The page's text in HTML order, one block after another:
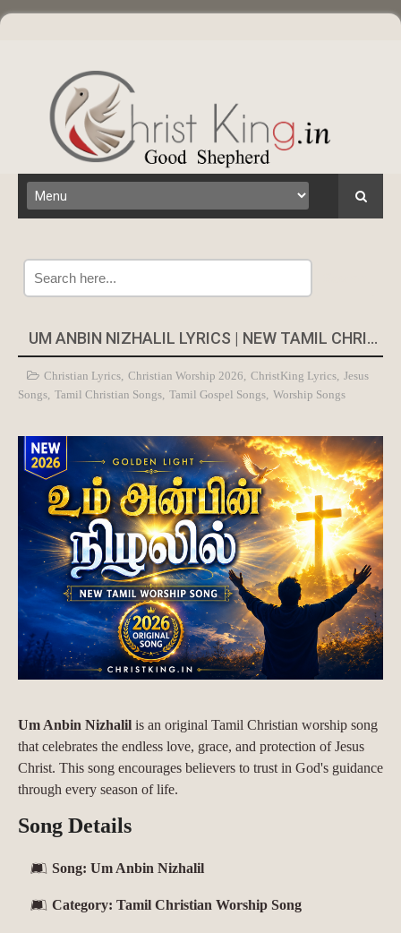
UM ANBIN NIZHALIL LYRICS | NEW TAMIL CHRISTIAN WORSHIP SONG 2026
Christian Lyrics, Christian Worship 2026, ChristKing Lyrics, Jesus
Songs, Tamil Christian Songs, Tamil Gospel Songs, Worship Songs
Um Anbin Nizhalil is an original Tamil Christian worship song
that celebrates the endless love, grace, and protection of Jesus
Christ. This song encourages believers to trust in God's guidance
through every season of life.
Song Details
Song: Um Anbin Nizhalil
Category: Tamil Christian Worship Song